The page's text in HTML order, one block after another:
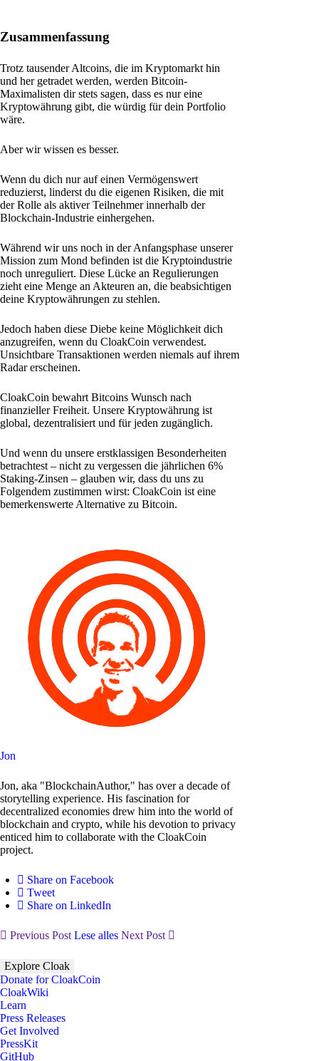
Zusammenfassung
Trotz tausender Altcoins, die im Kryptomarkt hin
und her getradet werden, werden Bitcoin-
Maximalisten dir stets sagen, dass es nur eine
Kryptowährung gibt, die würdig für dein Portfolio
wäre.
Aber wir wissen es besser.
Wenn du dich nur auf einen Vermögenswert
reduzierst, linderst du die eigenen Risiken, die mit
der Rolle als aktiver Teilnehmer innerhalb der
Blockchain-Industrie einhergehen.
Während wir uns noch in der Anfangsphase unserer
Mission zum Mond befinden ist die Kryptoindustrie
noch unreguliert. Diese Lücke an Regulierungen
zieht eine Menge an Akteuren an, die beabsichtigen
deine Kryptowährungen zu stehlen.
Jedoch haben diese Diebe keine Möglichkeit dich
anzugreifen, wenn du CloakCoin verwendest.
Unsichtbare Transaktionen werden niemals auf ihrem
Radar erscheinen.
CloakCoin bewahrt Bitcoins Wunsch nach
finanzieller Freiheit. Unsere Kryptowährung ist
global, dezentralisiert und für jeden zugänglich.
Und wenn du unsere erstklassigen Besonderheiten
betrachtest – nicht zu vergessen die jährlichen 6%
Staking-Zinsen – glauben wir, dass du uns zu
Folgendem zustimmen wirst: CloakCoin ist eine
bemerkenswerte Alternative zu Bitcoin.
Jon
Jon, aka "BlockchainAuthor," has over a decade of
storytelling experience. His fascination for
decentralized economies drew him into the world of
blockchain and crypto, while his devotion to privacy
enticed him to collaborate with the CloakCoin
project.
Share on Facebook
Tweet
Share on LinkedIn
Previous Post Lese alles Next Post
Explore Cloak
Donate for CloakCoin
CloakWiki
Learn
Press Releases
Get Involved
PressKit
GitHub